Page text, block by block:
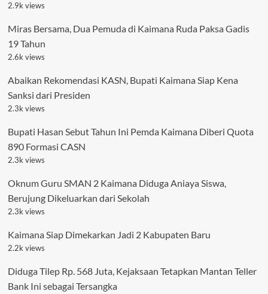
2.9k views
Miras Bersama, Dua Pemuda di Kaimana Ruda Paksa Gadis
19 Tahun
2.6k views
Abaikan Rekomendasi KASN, Bupati Kaimana Siap Kena
Sanksi dari Presiden
2.3k views
Bupati Hasan Sebut Tahun Ini Pemda Kaimana Diberi Quota
890 Formasi CASN
2.3k views
Oknum Guru SMAN 2 Kaimana Diduga Aniaya Siswa,
Berujung Dikeluarkan dari Sekolah
2.3k views
Kaimana Siap Dimekarkan Jadi 2 Kabupaten Baru
2.2k views
Diduga Tilep Rp. 568 Juta, Kejaksaan Tetapkan Mantan Teller
Bank Ini sebagai Tersangka